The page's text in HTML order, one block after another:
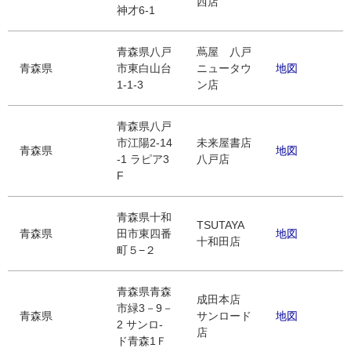
神才6-1
青森県
青森県八戸
市東白山台
1-1-3
蔦屋 八戸
ニュータウ
ン店
地図
青森県
青森県八戸
市江陽2-14
-1 ラピア3
F
未来屋書店
八戸店
地図
青森県
青森県十和
田市東四番
町５−２
TSUTAYA
十和田店
地図
青森県
青森県青森
市緑3－9－
2 サンロ-
ド青森1Ｆ
成田本店
サンロード
店
地図